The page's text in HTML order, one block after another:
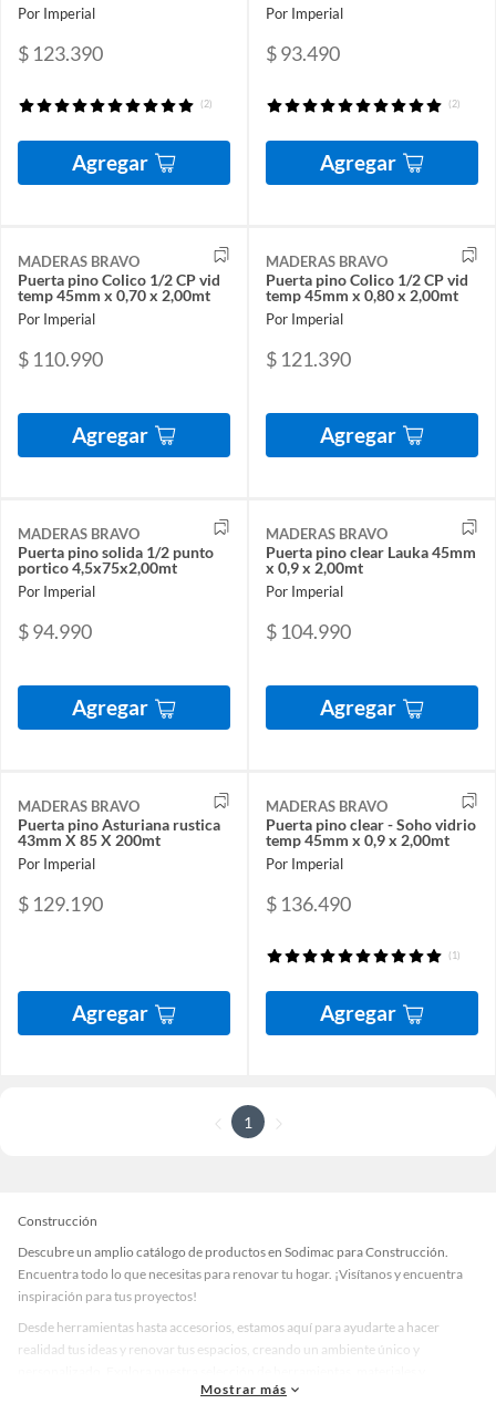
Por Imperial
$ 123.390
(2)
Agregar
Por Imperial
$ 93.490
(2)
Agregar
MADERAS BRAVO
Puerta pino Colico 1/2 CP vid
temp 45mm x 0,70 x 2,00mt
Por Imperial
$ 110.990
Agregar
MADERAS BRAVO
Puerta pino Colico 1/2 CP vid
temp 45mm x 0,80 x 2,00mt
Por Imperial
$ 121.390
Agregar
MADERAS BRAVO
Puerta pino solida 1/2 punto
portico 4,5x75x2,00mt
Por Imperial
$ 94.990
Agregar
MADERAS BRAVO
Puerta pino clear Lauka 45mm
x 0,9 x 2,00mt
Por Imperial
$ 104.990
Agregar
MADERAS BRAVO
Puerta pino Asturiana rustica
43mm X 85 X 200mt
Por Imperial
$ 129.190
Agregar
MADERAS BRAVO
Puerta pino clear - Soho vidrio
temp 45mm x 0,9 x 2,00mt
Por Imperial
$ 136.490
(1)
Agregar
1
Construcción
Descubre un amplio catálogo de productos en Sodimac para Construcción.
Encuentra todo lo que necesitas para renovar tu hogar. ¡Visítanos y encuentra
inspiración para tus proyectos!
Desde herramientas hasta accesorios, estamos aquí para ayudarte a hacer
realidad tus ideas y renovar tus espacios, creando un ambiente único y
accesorios de calidad que te ayudarán a crear un espacio más tú.
Mostrar más